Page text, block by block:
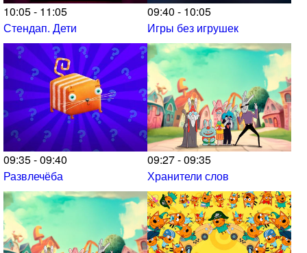
10:05 - 11:05
Стендап. Дети
09:40 - 10:05
Игры без игрушек
09:35 - 09:40
Развлечёба
09:27 - 09:35
Хранители слов